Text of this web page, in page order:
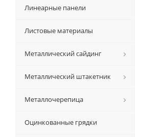
Линеарные панели
Листовые материалы
Металлический сайдинг
Металлический штакетник
Металлочерепица
Оцинкованные грядки